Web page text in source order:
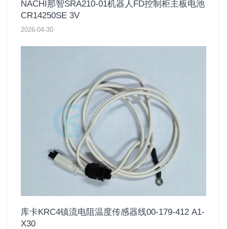
NACHI那智SRA210-01机器人FD控制柜主板电池
CR14250SE 3V
2026-04-30
库卡KRC4镇流电阻温度传感器线00-179-412 A1-
X30